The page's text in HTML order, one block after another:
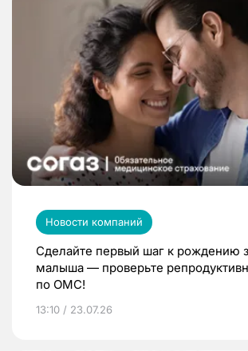
Новости компаний
Сделайте первый шаг к рождению
малыша — проверьте
по ОМС!
13:10 / 23.07.26